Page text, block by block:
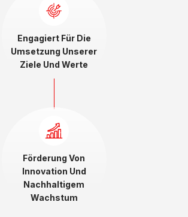
Engagiert Für Die
Umsetzung Unserer
Ziele Und Werte
Förderung Von
Innovation Und
Nachhaltigem
Wachstum